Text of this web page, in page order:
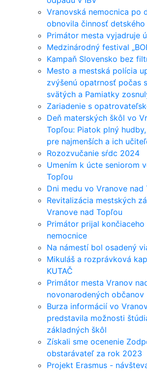
Vranovská nemocnica po
obnovila činnosť detského
Primátor mesta vyjadruje
Medzinárodný festival
Kampaň Slovensko bez
Mesto a mestská polícia
zvýšenú opatrnosť počas
svätých a Pamiatky
Zariadenie s
Deň materských škôl vo
Topľou: Piatok plný
pre najmenších a ich
Rozozvučanie sŕdc 2024
Umením k úcte seniorom
Topľou
Dni medu vo Vranove nad
Revitalizácia mestských
Vranove nad Topľou
Primátor prijal
nemocnice
Na námestí bol osadený
Mikuláš a rozprávková
KUTAČ
Primátor mesta Vranov
novonarodených občanov
Burza informácií vo
predstavila možnosti
základných škôl
Získali sme ocenenie
obstarávateľ za rok 2023
Projekt Erasmus -